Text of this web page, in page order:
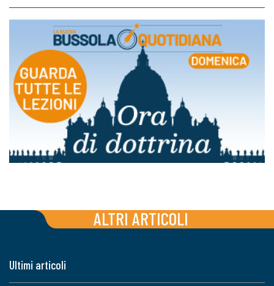
ALTRI ARTICOLI
Ultimi articoli